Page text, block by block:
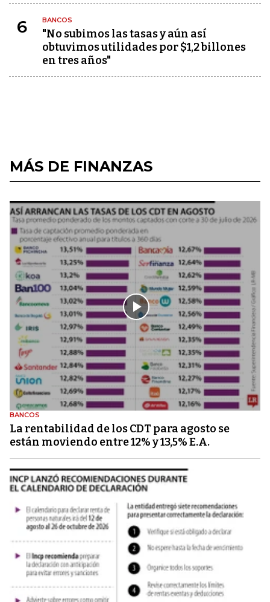
6 BANCOS
"No subimos las tasas y aún así
obtuvimos utilidades por $1,2 billones
en tres años"
MÁS DE FINANZAS
BANCOS
La rentabilidad de los CDT para agosto se
están moviendo entre 12% y 13,5% E.A.